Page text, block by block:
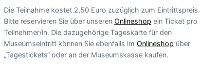
Die Teilnahme kostet 2,50 Euro zuzüglich zum Eintrittspreis.
Bitte reservieren Sie über unseren Onlineshop ein Ticket pro
Teilnehmer/in. Die dazugehörige Tageskarte für den
Museumseintritt können Sie ebenfalls im Onlineshop über
„Tagestickets“ oder an der Museumskasse kaufen.